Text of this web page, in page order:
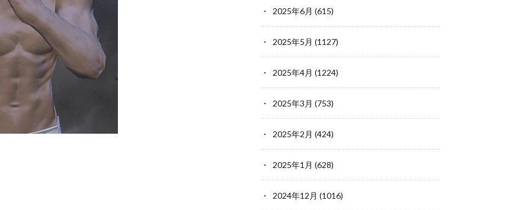
2025年6月 (615)
2025年5月 (1127)
2025年4月 (1224)
2025年3月 (753)
2025年2月 (424)
2025年1月 (628)
2024年12月 (1016)